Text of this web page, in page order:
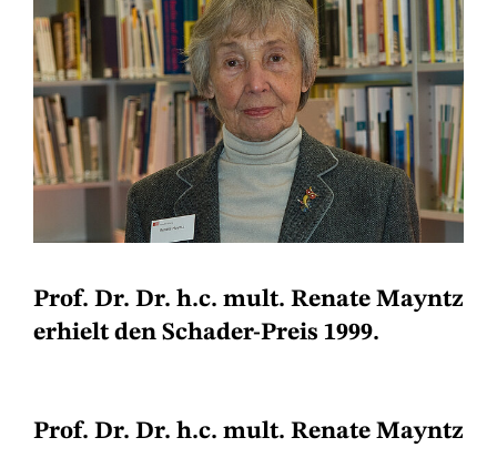
Prof. Dr. Dr. h.c. mult. Renate Mayntz
erhielt den Schader-Preis 1999.
Prof. Dr. Dr. h.c. mult. Renate Mayntz